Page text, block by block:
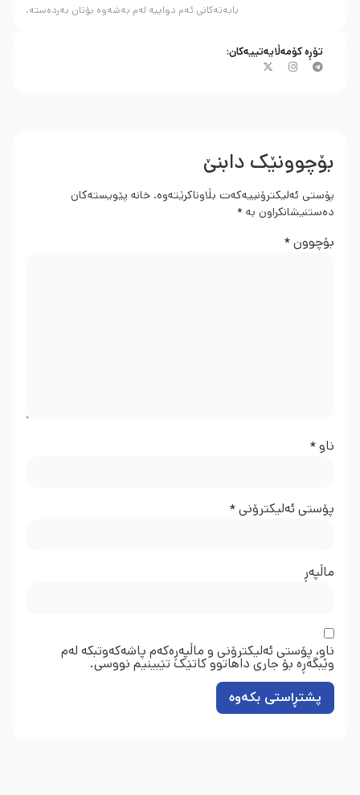
بابەتەکانی ئەم دواییە لەم بەشەوە بۆتان بەردەستە.
تۆڕە کۆمەڵایەتییەکان:
بۆچوونێک دابنێ
پۆستی ئەلیکترۆنییەکەت بڵاوناکرێتەوە. خانە پێویستەکان
دەستنیشانکراون بە *
بۆچوون*
ناو*
پۆستی ئەلیکترۆنی*
ماڵپه‌ڕ
ناو، پۆستی ئەلیکترۆنی و ماڵپەڕەکەم پاشەکەوتبکە لەم
وێبگەڕە بۆ جاری داهاتوو کاتێک تێبینیم نووسی.